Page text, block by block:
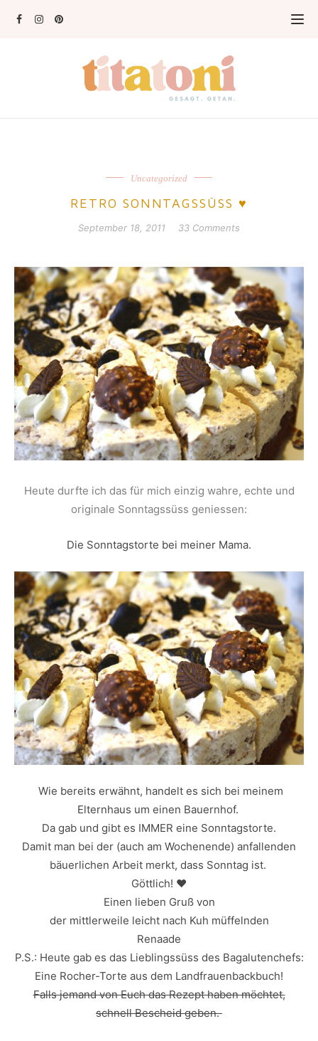
Uncategorized
RETRO SONNTAGSSÜSS ♥
September 18, 2011 33 Comments
Heute durfte ich das für mich einzig wahre, echte und
originale Sonntagssüss geniessen:
Die Sonntagstorte bei meiner Mama.
Wie bereits erwähnt, handelt es sich bei meinem
Elternhaus um einen Bauernhof.
Da gab und gibt es IMMER eine Sonntagstorte.
Damit man bei der (auch am Wochenende) anfallenden
bäuerlichen Arbeit merkt, dass Sonntag ist.
Göttlich! ♥
Einen lieben Gruß von
der mittlerweile leicht nach Kuh müffelnden
Renaade
P.S.: Heute gab es das Lieblingssüss des Bagalutenchefs:
Eine Rocher-Torte aus dem Landfrauenbackbuch!
Falls jemand von Euch das Rezept haben möchtet,
schnell Bescheid geben.